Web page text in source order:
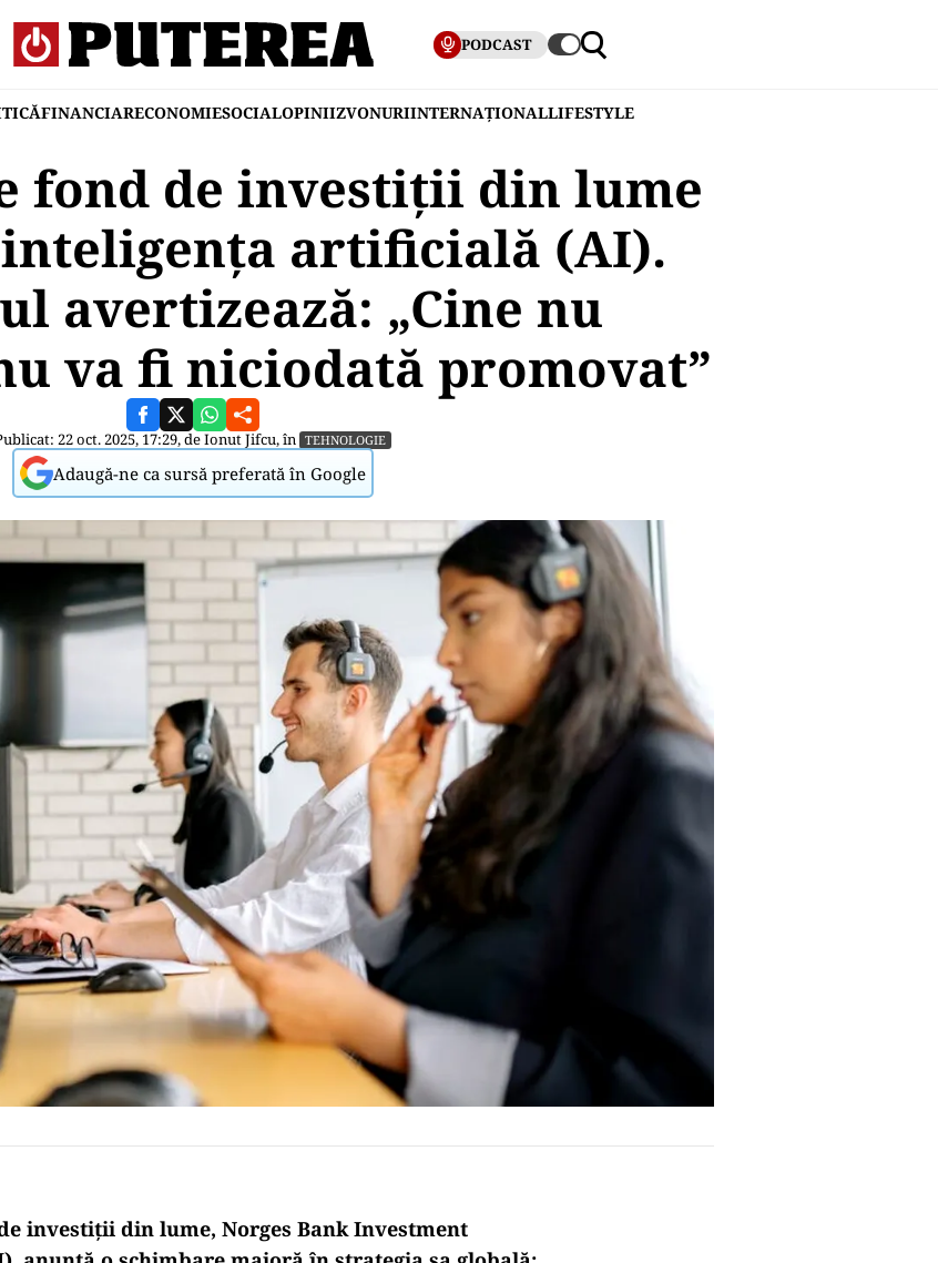
PODCAST
FINANCIARECONOMIESOCIALOPINIIZVONURIINTERNAȚIONALLIFESTYLE
fond de investiţii din lume
artificială (AI).
avertizează: „Cine nu
va fi niciodată promovat”
22 oct. 2025, 17:29, deIonut Jifcu, în TEHNOLOGIE
Adaugă-ne ca sursă preferată în Google
investiții din lume, Norges Bank Investment